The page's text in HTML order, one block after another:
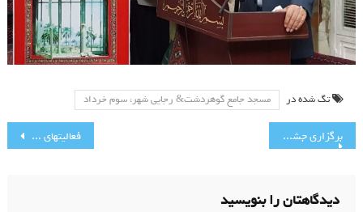
تگ شده در مسجد جامع گوهردشت& رجایی شهر، سوم خرداد
راهبری
فعالیتهای متنوع و شاد تابستان ۱۴۰۲ برگزاری جشن میلاد خورشید هشتم
دیدگاهتان را بنویسید